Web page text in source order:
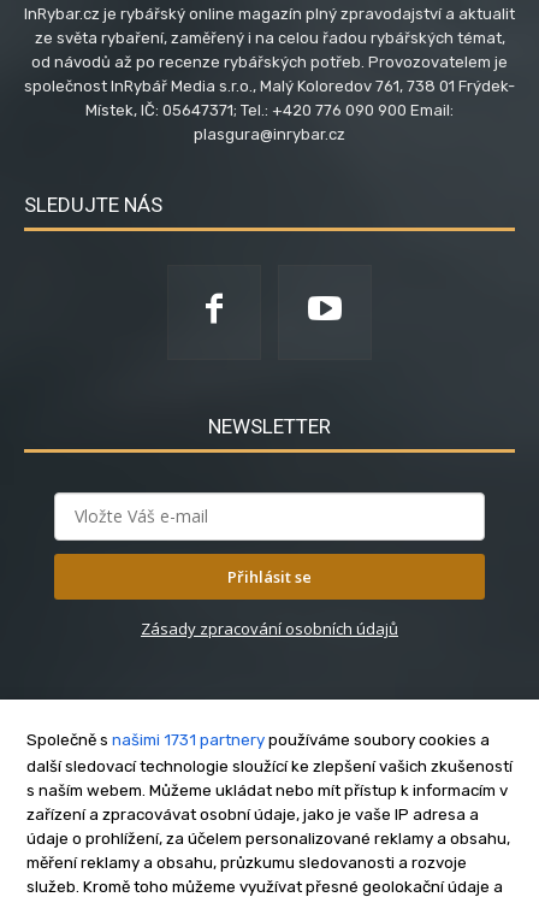
InRybar.cz je rybářský online magazín plný zpravodajství a aktualit
ze světa rybaření, zaměřený i na celou řadou rybářských témat,
od návodů až po recenze rybářských potřeb. Provozovatelem je
společnost InRybář Media s.r.o., Malý Koloredov 761, 738 01 Frýdek-
Místek, IČ: 05647371; Tel.: +420 776 090 900 Email:
plasgura@inrybar.cz
SLEDUJTE NÁS
NEWSLETTER
Přihlásit se
Zásady zpracování osobních údajů
O nás
Kontakt
Reklama
Zásady soukromí
Společně s našimi 1731 partnery používáme soubory cookies a
další sledovací technologie sloužící ke zlepšení vašich zkušeností
s naším webem. Můžeme ukládat nebo mít přístup k informacím v
zařízení a zpracovávat osobní údaje, jako je vaše IP adresa a
údaje o prohlížení, za účelem personalizované reklamy a obsahu,
měření reklamy a obsahu, průzkumu sledovanosti a rozvoje
služeb. Kromě toho můžeme využívat přesné geolokační údaje a